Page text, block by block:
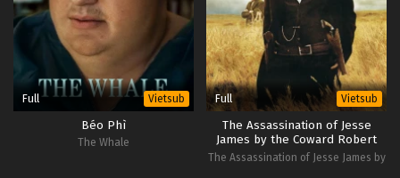
Full Vietsub
Béo Phì
The Whale
Full Vietsub
The Assassination of Jesse
James by the Coward Robert
Ford
The Assassination of Jesse James by